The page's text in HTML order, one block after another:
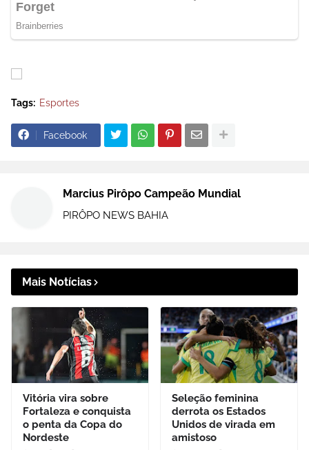
Tags: Esportes
Facebook
Marcius Pirôpo Campeão Mundial
PIRÔPO NEWS BAHIA
Mais Notícias
Vitória vira sobre
Fortaleza e conquista
o penta da Copa do
Nordeste
Seleção feminina
derrota os Estados
Unidos de virada em
amistoso